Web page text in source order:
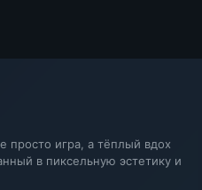
просто игра, а тёплый вдох
в пиксельную эстетику и